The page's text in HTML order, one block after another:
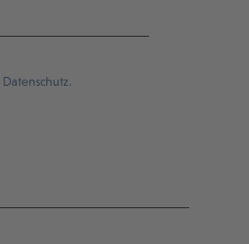
Datenschutz.